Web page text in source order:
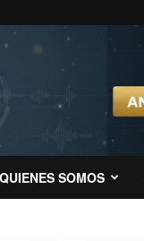
QUIENES SOMOS